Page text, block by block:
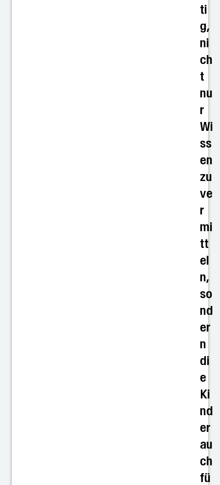
ti
g,
ni
ch
t
nu
r
Wi
ss
en
zu
ve
r
mi
tt
el
n,
so
nd
er
n
di
e
Ki
nd
er
au
ch
fü